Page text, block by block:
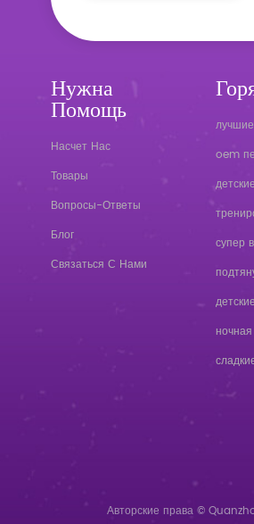
Нужна
Помощь
Насчет Нас
Товары
Вопросы-Ответы
Блог
Связаться С Нами
oem
супер
ночная
Авторские права ©